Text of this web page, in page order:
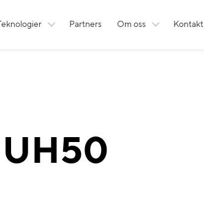
Teknologier Partners Om oss Kontakt
UH50